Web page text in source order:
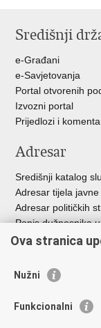
Središnji
e-Građani
e-Savjetovanja
Portal otvorenih
Izvozni portal
Prijedlozi i
Adresar
Središnji katalog
Adresar tijela javne
Adresar političkih
Popis dužnosnika
Besplatni telefoni
Korisne
Vlada Republike
Ova stranica
Nužni
Funkcionalni